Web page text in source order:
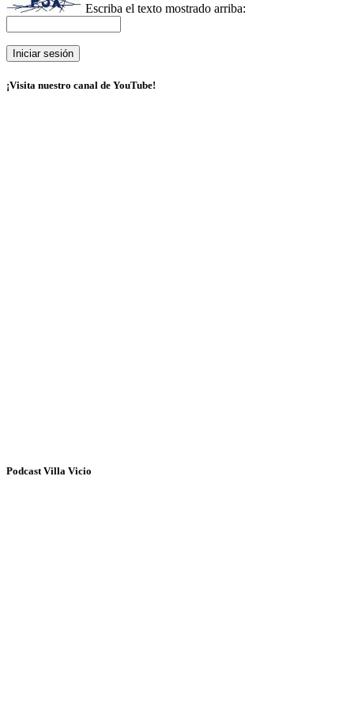
Escriba el texto mostrado arriba:
¡Visita nuestro canal de YouTube!
Podcast Villa Vicio